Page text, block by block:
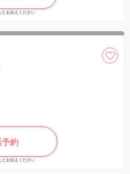
とお伝えください
予約
とお伝えください